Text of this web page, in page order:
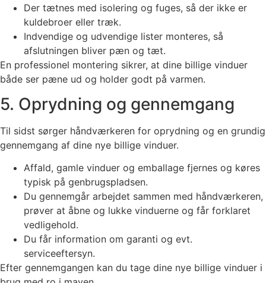
Der tætnes med isolering og fuges, så der ikke er
kuldebroer eller træk.
Indvendige og udvendige lister monteres, så
afslutningen bliver pæn og tæt.
En professionel montering sikrer, at dine billige vinduer
både ser pæne ud og holder godt på varmen.
5. Oprydning og gennemgang
Til sidst sørger håndværkeren for oprydning og en grundig
gennemgang af dine nye billige vinduer.
Affald, gamle vinduer og emballage fjernes og køres
typisk på genbrugspladsen.
Du gennemgår arbejdet sammen med håndværkeren,
prøver at åbne og lukke vinduerne og får forklaret
vedligehold.
Du får information om garanti og evt.
serviceeftersyn.
Efter gennemgangen kan du tage dine nye billige vinduer i